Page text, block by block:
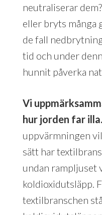
neutraliserar
eller bryts många
de fall
tid och under
hunnit påverka
Vi
hur jorden far illa.
uppvärmningen
sätt har
undan rampljuset
koldioxidutsläpp.
textilbranschen